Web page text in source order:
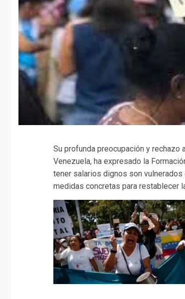
Su profunda preocupación y
Venezuela, ha expresado la
tener salarios dignos son
medidas concretas para restablecer